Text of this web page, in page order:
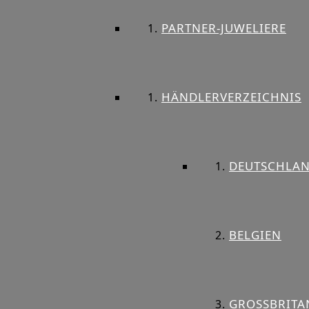
PARTNER-JUWELIERE
HÄNDLERVERZEICHNIS
BELGIEN